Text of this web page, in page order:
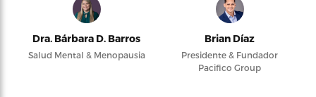
Dra. Bárbara D. Barros
Salud Mental & Menopausia
Brian Díaz
Presidente & Fundador
Pacifico Group